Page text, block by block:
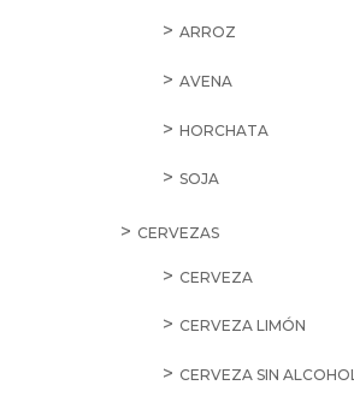
ARROZ
AVENA
HORCHATA
SOJA
CERVEZAS
CERVEZA
CERVEZA LIMÓN
CERVEZA SIN ALCOHOL